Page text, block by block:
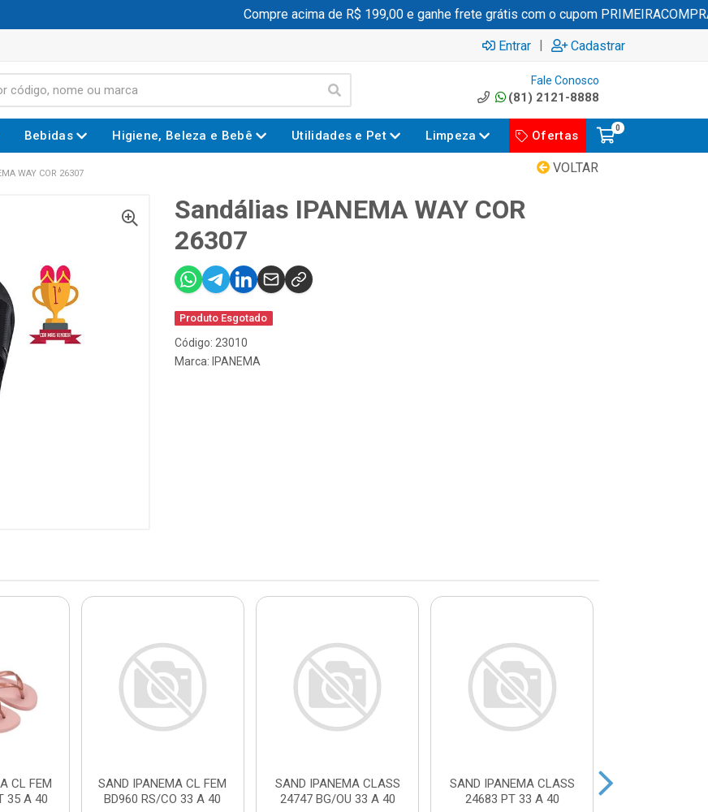
Compre acima de R$ 199,00 e ganhe frete grátis com o cupom PRIMEIRACOMPRA
Entrar | Cadastrar
Fale Conosco
(81) 2121-8888
Bebidas Higiene, Beleza e Bebê Utilidades e Pet Limpeza Ofertas
0
VOLTAR
WAY COR 26307
Sandálias IPANEMA WAY COR
26307
Produto Esgotado
Código: 23010
Marca: IPANEMA
CL FEM
35 A 40
SAND IPANEMA CL FEM
BD960 RS/CO 33 A 40
SAND IPANEMA CLASS
24747 BG/OU 33 A 40
SAND IPANEMA CLASS
24683 PT 33 A 40